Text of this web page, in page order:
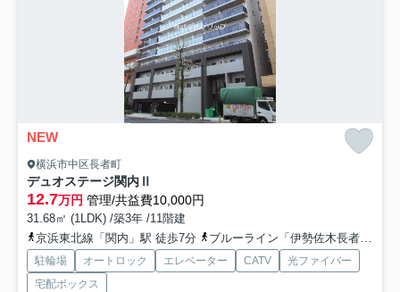
NEW
横浜市中区長者町
デュオステージ関内Ⅱ
12.7万円 管理/共益費10,000円
31.68㎡ (1LDK) /築3年 /11階建
京浜東北線「関内」駅 徒歩7分
ブルーライン「伊勢佐木長者町」駅 徒歩3分
駐輪場 オートロック エレベーター CATV
光ファイバー
宅配ボックス